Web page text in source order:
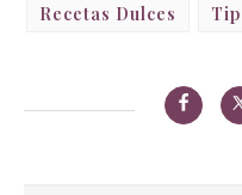
Recetas Dulces